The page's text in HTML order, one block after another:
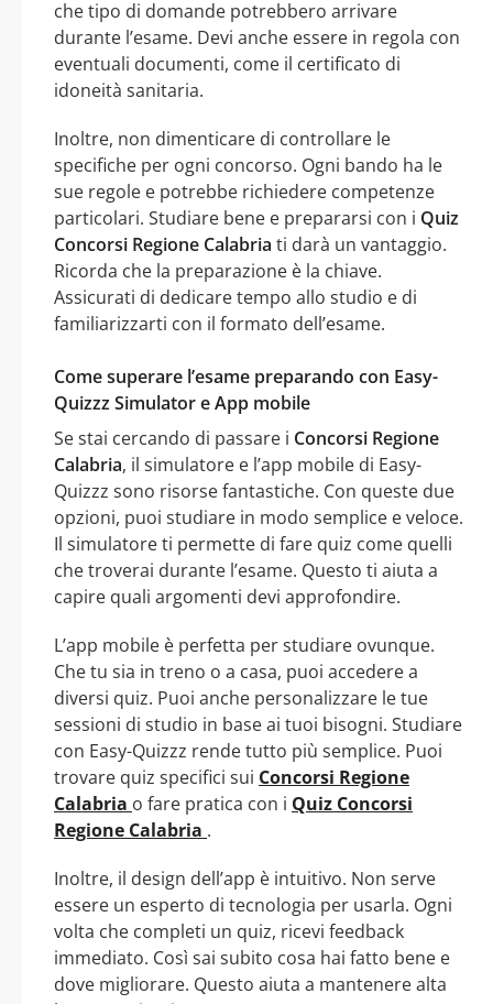
che tipo di domande potrebbero arrivare
durante l’esame. Devi anche essere in regola con
eventuali documenti, come il certificato di
idoneità sanitaria.
Inoltre, non dimenticare di controllare le
specifiche per ogni concorso. Ogni bando ha le
sue regole e potrebbe richiedere competenze
particolari. Studiare bene e prepararsi con i Quiz
Concorsi Regione Calabria ti darà un vantaggio.
Ricorda che la preparazione è la chiave.
Assicurati di dedicare tempo allo studio e di
familiarizzarti con il formato dell’esame.
Come superare l’esame preparando con Easy-
Quizzz Simulator e App mobile
Se stai cercando di passare i Concorsi Regione
Calabria, il simulatore e l’app mobile di Easy-
Quizzz sono risorse fantastiche. Con queste due
opzioni, puoi studiare in modo semplice e veloce.
Il simulatore ti permette di fare quiz come quelli
che troverai durante l’esame. Questo ti aiuta a
capire quali argomenti devi approfondire.
L’app mobile è perfetta per studiare ovunque.
Che tu sia in treno o a casa, puoi accedere a
diversi quiz. Puoi anche personalizzare le tue
sessioni di studio in base ai tuoi bisogni. Studiare
con Easy-Quizzz rende tutto più semplice. Puoi
trovare quiz specifici sui Concorsi Regione
Calabria o fare pratica con i Quiz Concorsi
Regione Calabria .
Inoltre, il design dell’app è intuitivo. Non serve
essere un esperto di tecnologia per usarla. Ogni
volta che completi un quiz, ricevi feedback
immediato. Così sai subito cosa hai fatto bene e
dove migliorare. Questo aiuta a mantenere alta